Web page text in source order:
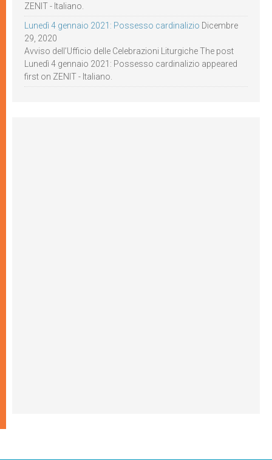
ZENIT - Italiano.
Lunedì 4 gennaio 2021: Possesso cardinalizio Dicembre
29, 2020
Avviso dell’Ufficio delle Celebrazioni Liturgiche The post
Lunedì 4 gennaio 2021: Possesso cardinalizio appeared
first on ZENIT - Italiano.